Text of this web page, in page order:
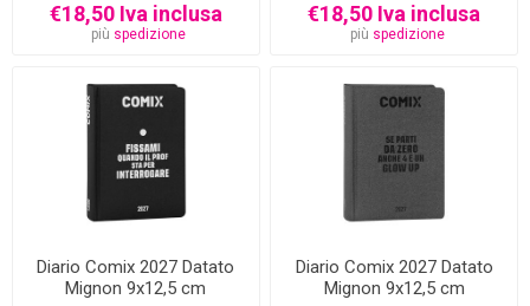
€18,50 Iva inclusa
più spedizione
€18,50 Iva inclusa
più spedizione
Diario Comix 2027 Datato
Mignon 9x12,5 cm
Diario Comix 2027 Datato
Mignon 9x12,5 cm